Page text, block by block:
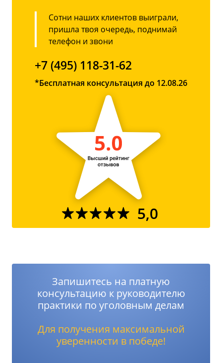
Сотни наших клиентов выиграли,
пришла твоя очередь, поднимай
телефон и звони
+7 (495) 118-31-62
*Бесплатная консультация до 12.08.26
5,0
Запишитесь на платную
консультацию к руководителю
практики по уголовным делам
Для получения максимальной
уверенности в победе!